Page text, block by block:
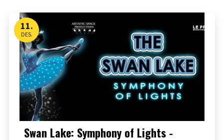
11.
DES.
Swan Lake: Symphony of Lights -